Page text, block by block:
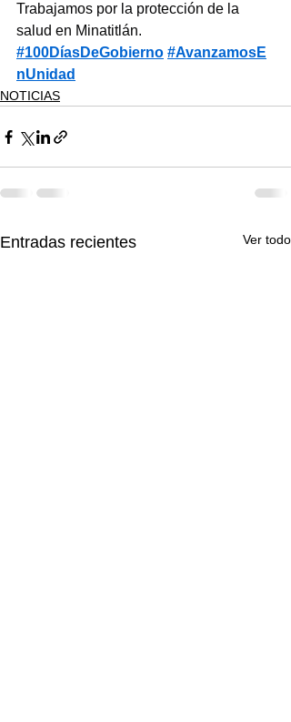
Trabajamos por la protección de la
salud en Minatitlán.
#100DíasDeGobierno #AvanzamosE
nUnidad
NOTICIAS
Entradas recientes Ver todo